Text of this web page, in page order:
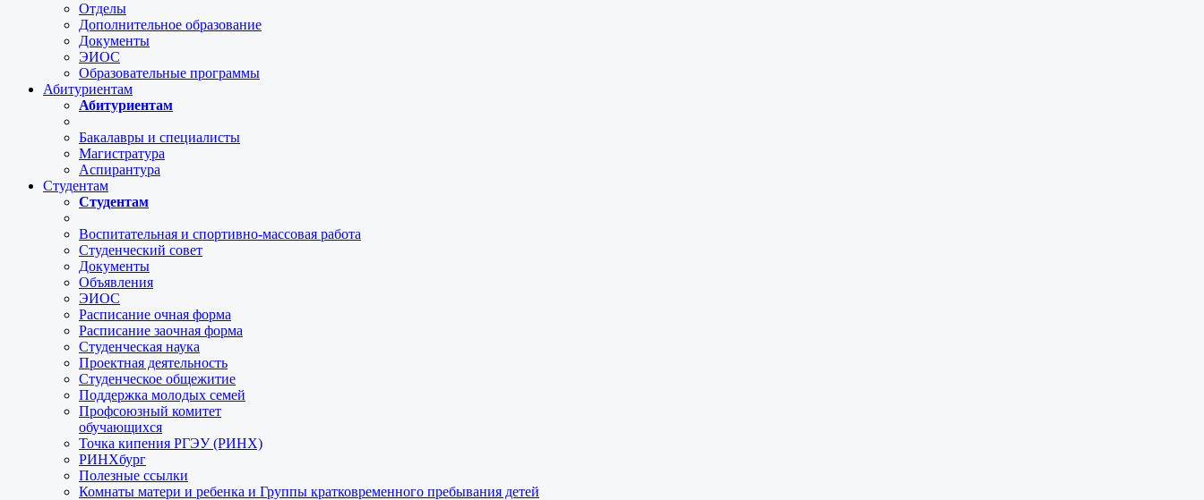
Отделы
Дополнительное образование
Документы
ЭИОС
Образовательные программы
Абитуриентам
Абитуриентам
Бакалавры и специалисты
Магистратура
Аспирантура
Студентам
Студентам
Воспитательная и спортивно-массовая работа
Студенческий совет
Документы
Объявления
ЭИОС
Расписание очная форма
Расписание заочная форма
Студенческая наука
Проектная деятельность
Студенческое общежитие
Поддержка молодых семей
Профсоюзный комитет
обучающихся
Точка кипения РГЭУ (РИНХ)
РИНХбург
Полезные ссылки
Комнаты матери и ребенка и Группы кратковременного пребывания детей